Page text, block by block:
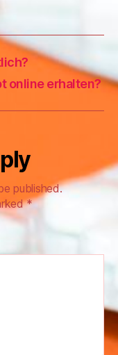
online erhalten?
published.
*